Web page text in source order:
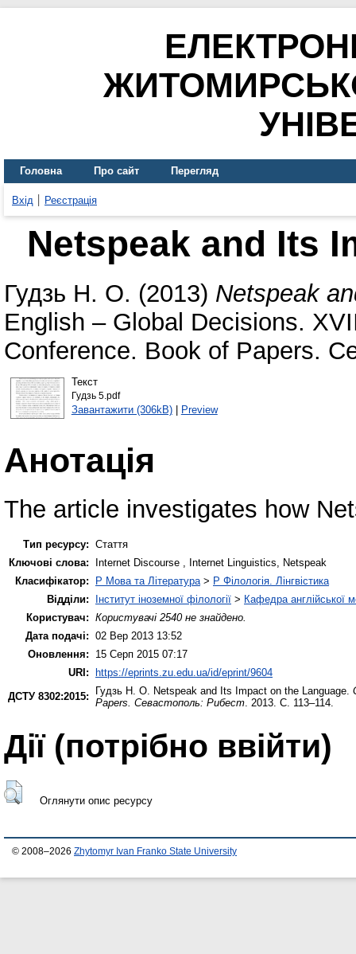
Головна Про сайт Перегляд
Вхід Реєстрація
Netspeak and Its
Гудзь Н. О. (2013) Netspeak
English – Global Decisions.
Conference. Book of Papers.
Текст
Гудзь 5.pdf
Завантажити (306kB)| Preview
Анотація
The article investigates how
Тип ресурсу: Стаття
Ключові слова:
Internet Discourse , Internet Linguistics, Netspeak
Класифікатор:
P Мова та Література > P Філологія. Лінгвістика
Відділи:
Інститут іноземної філології > Кафедра англійської
Користувач: Користувачі 2540 не знайдено.
Дата подачі: 02 Вер 2013 13:52
Оновлення:
15 Серп 2015 07:17
URI: https://eprints.zu.edu.ua/id/eprint/9604
ДСТУ 8302:2015:
Гудзь Н. О. Netspeak and Its Impact on the Language.
Papers. Севастополь: Рибест . 2013. С. 113–114.
Дії ​​(потрібно ввійти)
Оглянути опис ресурсу
© 2008–2026 Zhytomyr Ivan Franko State University